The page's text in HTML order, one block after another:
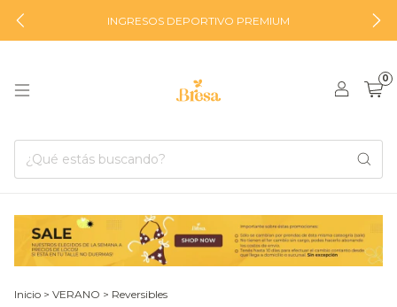
INGRESOS DEPORTIVO PREMIUM
0
Inicio > VERANO > Reversibles